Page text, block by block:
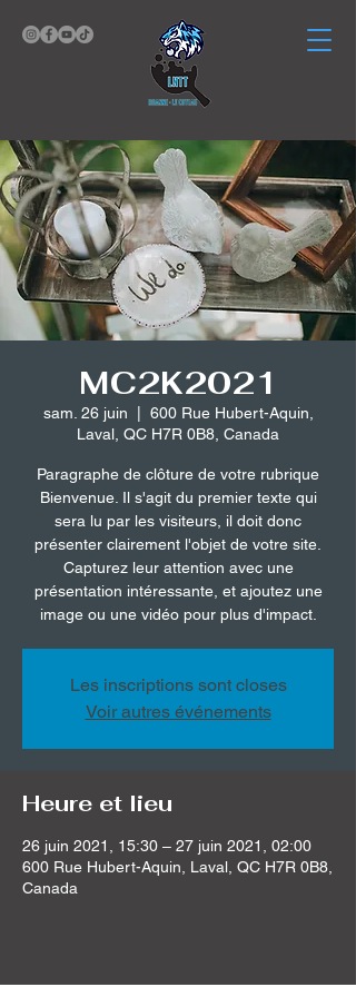
MC2K2021
sam. 26 juin
600 Rue Hubert-Aquin,
Laval, QC H7R 0B8, Canada
Paragraphe de clôture de votre rubrique
Bienvenue. Il s'agit du premier texte qui
sera lu par les visiteurs, il doit donc
présenter clairement l'objet de votre site.
Capturez leur attention avec une
présentation intéressante, et ajoutez une
image ou une vidéo pour plus d'impact.
Les inscriptions sont closes
Voir autres événements
Heure et lieu
26 juin 2021, 15:30 – 27 juin 2021, 02:00
600 Rue Hubert-Aquin, Laval, QC H7R 0B8,
Canada